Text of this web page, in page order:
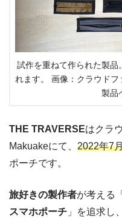
試作を重ねて作られた製品
れます。 画像：クラウド
製品
THE TRAVERSEはクラ
Makuakeにて、 2022年7
ポーチです。
旅好きの製作者が考える「
スマホポーチ 」を追求し